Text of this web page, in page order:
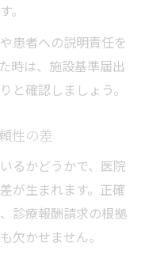
。
患者への説明責任を
時は、施設基準届出
と確認しましょう。
性の差
るかどうかで、医院
が生まれます。正確
診療報酬請求の根拠
欠かせません。